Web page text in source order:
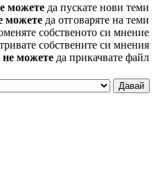
можете да пускате нови теми
можете да отговаряте на теми
собственото си мнение
собствените си мнения
не можете да прикачвате файл